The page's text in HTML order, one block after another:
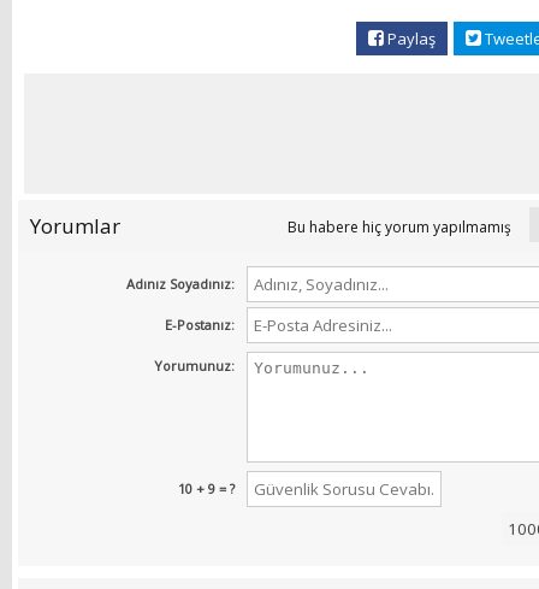
Paylaş
Yorumlar Bu habere hiç yorum yapılmamış
Adınız Soyadınız:
E-Postanız:
Yorumunuz:
10 + 9 = ?